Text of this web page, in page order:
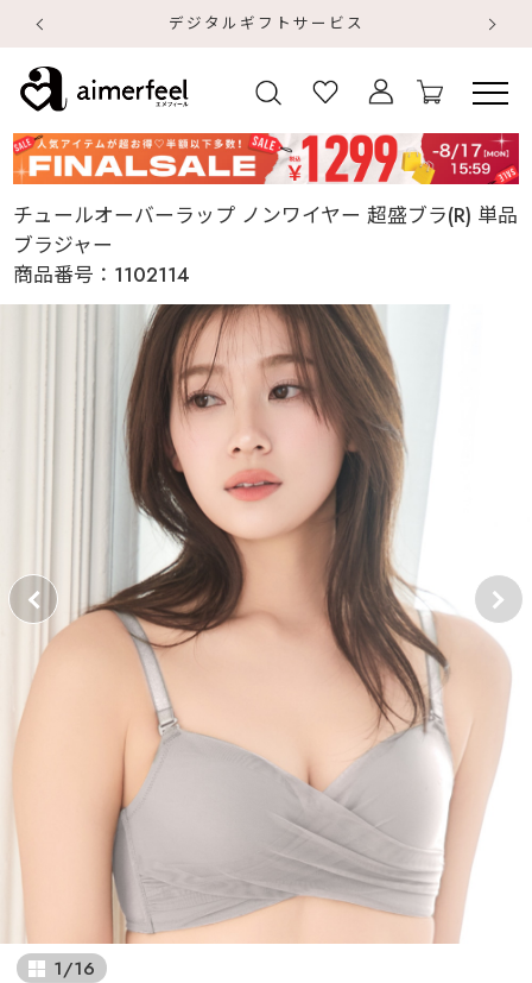
デジタルギフトサービス
チュールオーバーラップ ノンワイヤー 超盛ブラ(R) 単品
ブラジャー
商品番号： 1102114
1/16